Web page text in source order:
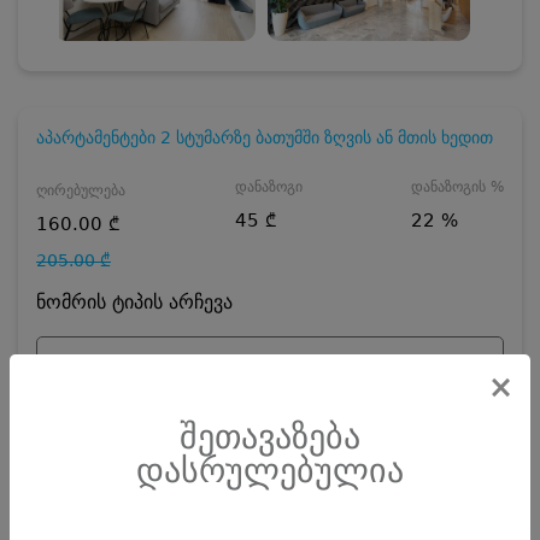
×
შეთავაზება
დასრულებულია
აპარტამენტები 2 სტუმარზე ბათუმში ზღვის ან მთის ხედით
ღირებულება
160.00 ₾
205.00 ₾
დანაზოგი
45 ₾
დანაზოგის %
22 %
ნომრის ტიპის არჩევა
დღეების რაოდენობა ზრდასრული